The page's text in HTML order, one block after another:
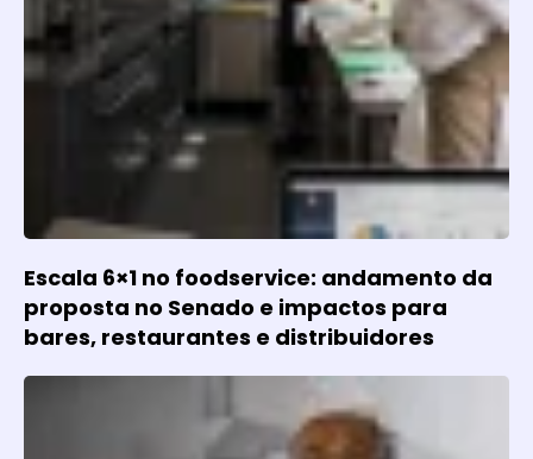
Escala 6×1 no foodservice: andamento da
proposta no Senado e impactos para
bares, restaurantes e distribuidores